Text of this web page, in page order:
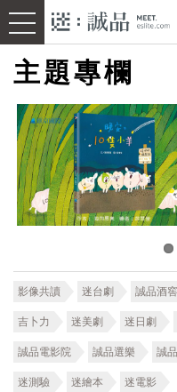
主題專欄
影像共讀 迷台劇 誠品酒窖
吉卜力 迷美劇 迷日劇
誠品電影院 誠品選樂 誠
迷測驗 迷繪本 迷電影